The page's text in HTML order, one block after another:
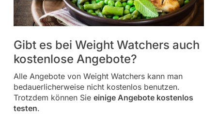
Gibt es bei Weight Watchers auch
kostenlose Angebote?
Alle Angebote von Weight Watchers kann man
bedauerlicherweise nicht kostenlos benutzen.
Trotzdem können Sie einige Angebote kostenlos
testen.